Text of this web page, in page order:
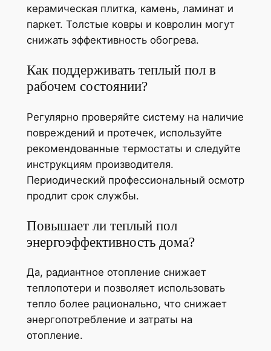
керамическая плитка, камень, ламинат и
паркет. Толстые ковры и ковролин могут
снижать эффективность обогрева.
Как поддерживать теплый пол в
рабочем состоянии?
Регулярно проверяйте систему на наличие
повреждений и протечек, используйте
рекомендованные термостаты и следуйте
инструкциям производителя.
Периодический профессиональный осмотр
продлит срок службы.
Повышает ли теплый пол
энергоэффективность дома?
Да, радиантное отопление снижает
теплопотери и позволяет использовать
тепло более рационально, что снижает
энергопотребление и затраты на
отопление.